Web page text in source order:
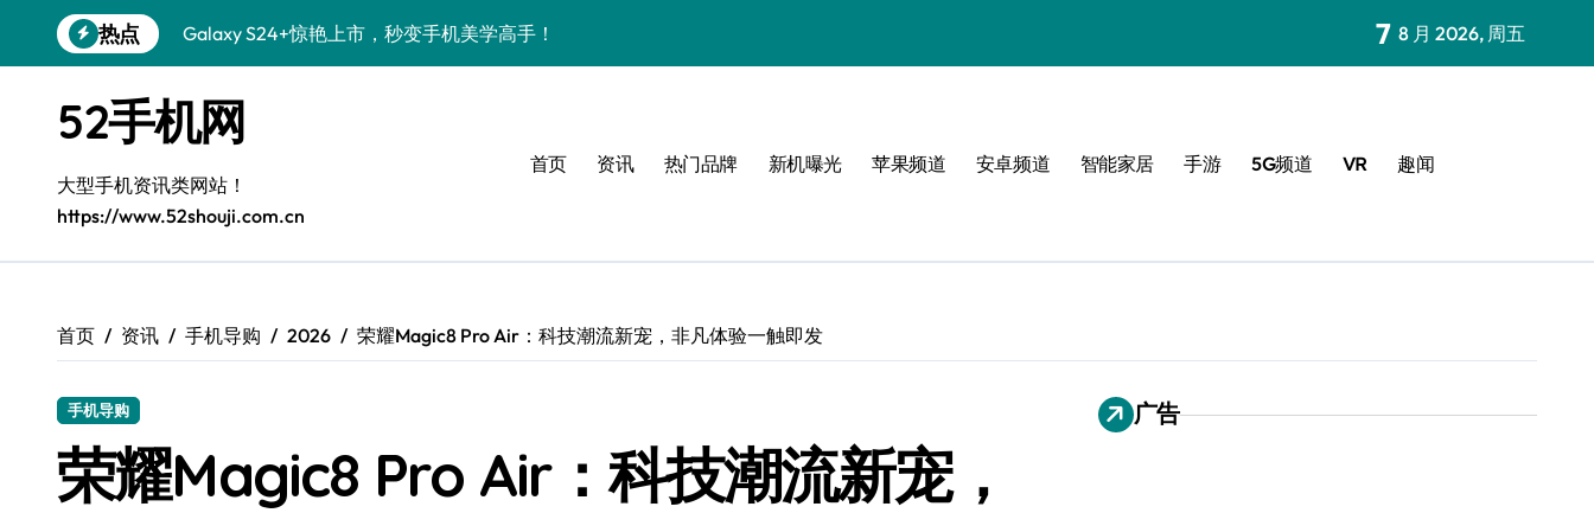
到
热点
Galaxy S26+颜值爆升秘诀大公开
Galaxy Z Flip6：折叠时尚，尽享炫美新体验
三星Galaxy S26发布：一键解锁个性美
Galaxy S25美颜秘籍：个性定制炫酷玩法
Galaxy C55 5G焕新秘籍：潮流定制，玩转无限可能
Galaxy S25+闪亮登场，这样打扮秒变焦点！
7 8 月 2026, 周五
52手机网
大型手机资讯类网站！
https://www.52shouji.com.cn
首页 资讯 热门品牌 新机曝光 苹果频道 安卓频道 智能家居 手游 5G频道 VR 趣闻
首页 资讯 手机导购 2026 荣耀Magic8 Pro Air：科技潮流新宠，非凡体验一触即发
手机导购
荣耀Magic8 Pro Air：科技潮流新宠，
广告